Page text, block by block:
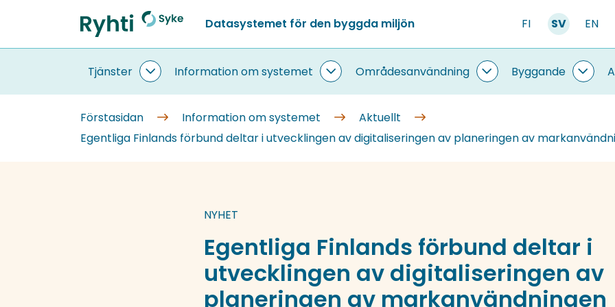
till
innehållet
Förstasidan
Datasystemet för den byggda miljön FI SV EN
Tjänster
Tjänster
undersidor
Information om systemet
Information
om
undersidor
Områdesanvändning
Områdesanvändning
undersidor
Byggande
Förstasidan
Information om systemet
Aktuellt
Egentliga Finlands förbund deltar i utvecklingen av digitaliseringen av planeringen av
NYHET
Egentliga Finlands förbund deltar i
utvecklingen av digitaliseringen av
planeringen av markanvändningen